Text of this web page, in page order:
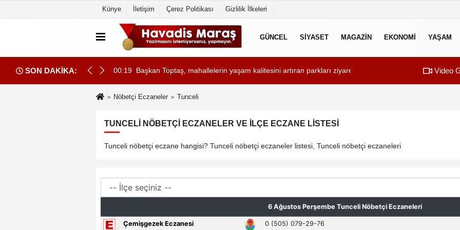
Künye İletişim Çerez Politikası Gizlilik İlkeleri
GÜNCEL SİYASET MAGAZİN EKONOMİ YAŞAM
SON DAKİKA:
Daha Akıcı Hale Gelecek.. 00:19 Başkan Toptaş, mahallelerin yaşam kalitesini artıran parkları ziyaret etti.. DulkadiroğluVideo
Nöbetçi Eczaneler Tunceli
TUNCELI NÖBETÇI ECZANELER VE İLÇE ECZANE LISTESI
Tunceli nöbetçi eczane hangisi? Tunceli nöbetçi eczaneler listesi, Tunceli nöbetçi eczaneleri